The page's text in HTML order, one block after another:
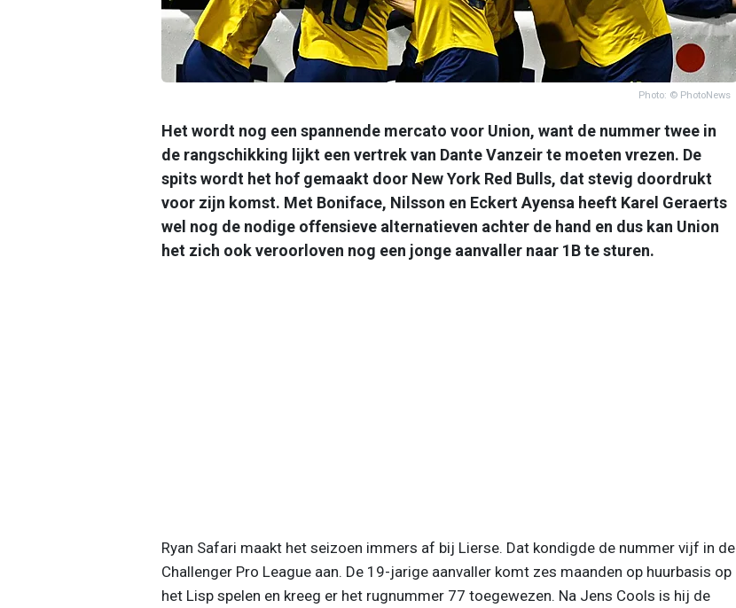
Photo: © PhotoNews
Het wordt nog een spannende mercato voor Union, want de nummer twee in
de rangschikking lijkt een vertrek van Dante Vanzeir te moeten vrezen. De
spits wordt het hof gemaakt door New York Red Bulls, dat stevig doordrukt
voor zijn komst. Met Boniface, Nilsson en Eckert Ayensa heeft Karel Geraerts
wel nog de nodige offensieve alternatieven achter de hand en dus kan Union
het zich ook veroorloven nog een jonge aanvaller naar 1B te sturen.
Ryan Safari maakt het seizoen immers af bij Lierse. Dat kondigde de nummer vijf in de
Challenger Pro League aan. De 19-jarige aanvaller komt zes maanden op huurbasis op
het Lisp spelen en kreeg er het rugnummer 77 toegewezen. Na Jens Cools is hij de